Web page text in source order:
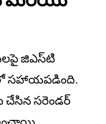
జిఎస్‌టి
సహాయపడింది.
చేసిన సరెండర్